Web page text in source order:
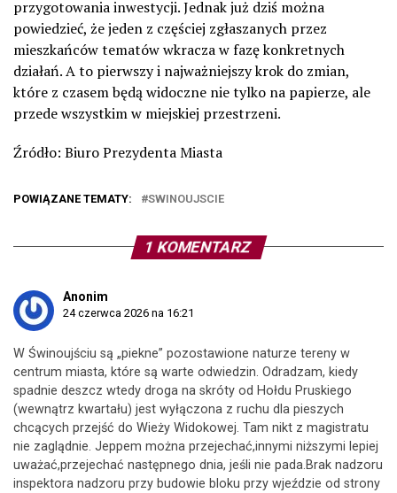
przygotowania inwestycji. Jednak już dziś można
powiedzieć, że jeden z częściej zgłaszanych przez
mieszkańców tematów wkracza w fazę konkretnych
działań. A to pierwszy i najważniejszy krok do zmian,
które z czasem będą widoczne nie tylko na papierze, ale
przede wszystkim w miejskiej przestrzeni.
Źródło: Biuro Prezydenta Miasta
POWIĄZANE TEMATY: SWINOUJSCIE
1 KOMENTARZ
Anonim
24 czerwca 2026 na 16:21
W Świnoujściu są „piekne” pozostawione naturze tereny w
centrum miasta, które są warte odwiedzin. Odradzam, kiedy
spadnie deszcz wtedy droga na skróty od Hołdu Pruskiego
(wewnątrz kwartału) jest wyłączona z ruchu dla pieszych
chcących przejść do Wieży Widokowej. Tam nikt z magistratu
nie zaglądnie. Jeppem można przejechać,innymi niższymi lepiej
uważać,przejechać następnego dnia, jeśli nie pada.Brak nadzoru
inspektora nadzoru przy budowie bloku przy wjeździe od strony